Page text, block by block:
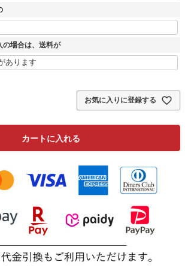
の場合は、送料が
お気に入りに登録する
カートに入れる